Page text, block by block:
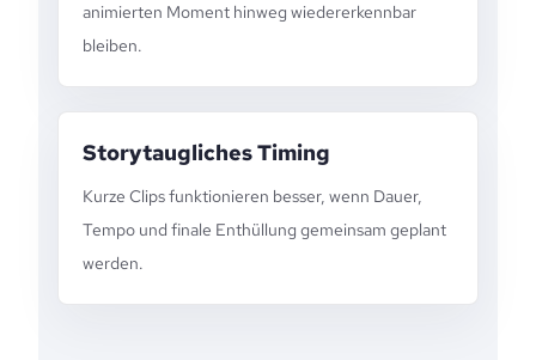
animierten Moment hinweg wiedererkennbar
bleiben.
Storytaugliches Timing
Kurze Clips funktionieren besser, wenn Dauer,
Tempo und finale Enthüllung gemeinsam geplant
werden.